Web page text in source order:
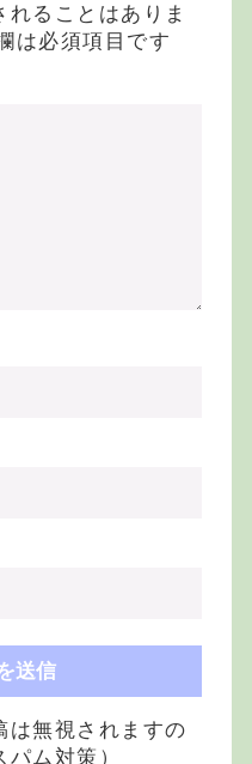
ることはありま
は必須項目です
は無視されますの
ム対策）